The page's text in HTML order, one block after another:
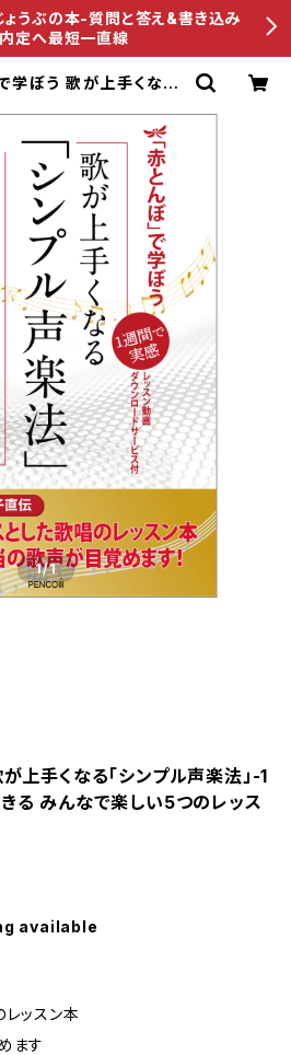
うぶの本-質問と答え&書き込み
定へ最短一直線
で学ぼう 歌が上手くなる
んなで楽しい5つのレッ
ムオンラインショップ
1/1
が上手くなる「シンプル声楽法」-1
る みんなで楽しい5つのレッス
available
ッスン本
ます